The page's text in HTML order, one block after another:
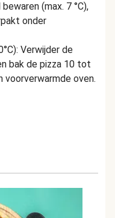
bewaren (max. 7 °C),
onder
Verwijder de
bak de pizza 10 tot
voorverwarmde oven.